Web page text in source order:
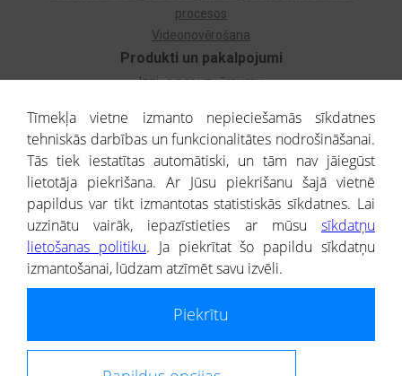
Produkti un pakalpojumi
Izziņa par uzņēmumu
Dzimtas koks
Uzņēmumu atlase
Monitorings
Kredītizziņa par ārvalstu uzņēmumiem
procesos
Videonovērošana
® CREDITREFORM Latvija
SIA
Portāla ietvaros saņemtajai informācijai ir uzziņas raksturs, un tai nav
atbildīgs par fizisko personu datu aizsardzības tiesiskā regulējuma, kā arī
Tīmekļa vietne izmanto nepieciešamās sīkdatnes
tehniskās darbības un funkcionalitātes nodrošināšanai.
Tās tiek iestatītas automātiski, un tām nav jāiegūst
lietotāja piekrišana. Ar Jūsu piekrišanu šajā vietnē
papildus var tikt izmantotas statistiskās sīkdatnes. Lai
uzzinātu vairāk, iepazīstieties ar mūsu sīkdatņu
lietošanas politiku. Ja piekrītat šo papildu sīkdatņu
izmantošanai, lūdzam atzīmēt savu izvēli.
Piekrītu